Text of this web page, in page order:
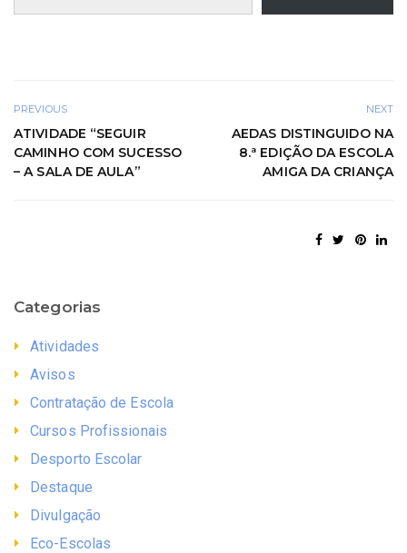
PREVIOUS
ATIVIDADE “SEGUIR
CAMINHO COM SUCESSO
– A SALA DE AULA”
NEXT
AEDAS DISTINGUIDO NA
8.ª EDIÇÃO DA ESCOLA
AMIGA DA CRIANÇA
Categorias
Atividades
Avisos
Contratação de Escola
Cursos Profissionais
Desporto Escolar
Destaque
Divulgação
Eco-Escolas